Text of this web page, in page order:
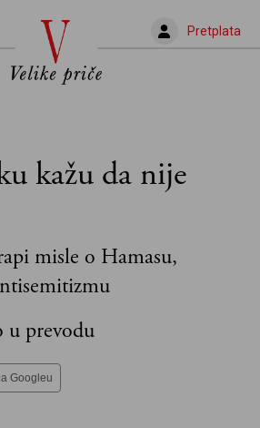
Pretplata
kažu da nije
misle o Hamasu,
u prevodu
Googleu